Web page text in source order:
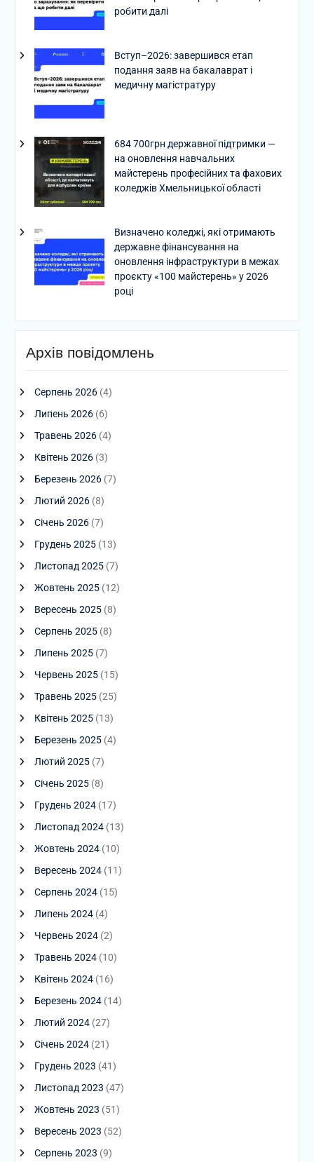
робити далі
Вступ–2026: завершився етап
подання заяв на бакалаврат і
медичну магістратуру
684 700грн державної підтримки —
на оновлення навчальних
майстерень професійних та фахових
коледжів Хмельницької області
Визначено коледжі, які отримають
державне фінансування на
оновлення інфраструктури в межах
проєкту «100 майстерень» у 2026
році
Архів повідомлень
Серпень 2026(4)
Липень 2026(6)
Травень 2026(4)
Квітень 2026(3)
Березень 2026(7)
Лютий 2026(8)
Січень 2026(7)
Грудень 2025(13)
Листопад 2025(7)
Жовтень 2025(12)
Вересень 2025(8)
Серпень 2025(8)
Липень 2025(7)
Червень 2025(15)
Травень 2025(25)
Квітень 2025(13)
Березень 2025(4)
Лютий 2025(7)
Січень 2025(8)
Грудень 2024(17)
Листопад 2024(13)
Жовтень 2024(10)
Вересень 2024(11)
Серпень 2024(15)
Липень 2024(4)
Червень 2024(2)
Травень 2024(10)
Квітень 2024(16)
Березень 2024(14)
Лютий 2024(27)
Січень 2024(21)
Грудень 2023 (41)
Листопад 2023 (47)
Жовтень 2023 (51)
Вересень 2023 (52)
Серпень 2023 (9)